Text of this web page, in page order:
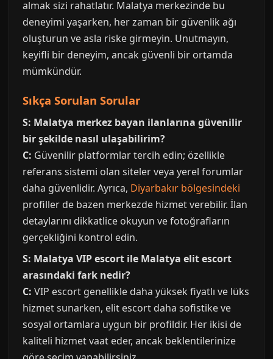
almak sizi rahatlatır. Malatya merkezinde bu
deneyimi yaşarken, her zaman bir güvenlik ağı
oluşturun ve asla riske girmeyin. Unutmayın,
keyifli bir deneyim, ancak güvenli bir ortamda
mümkündür.
Sıkça Sorulan Sorular
S: Malatya merkez bayan ilanlarına güvenilir
bir şekilde nasıl ulaşabilirim?
C: Güvenilir platformlar tercih edin; özellikle
referans sistemi olan siteler veya yerel forumlar
daha güvenlidir. Ayrıca, Diyarbakır bölgesindeki
profiller de bazen merkezde hizmet verebilir. İlan
detaylarını dikkatlice okuyun ve fotoğrafların
gerçekliğini kontrol edin.
S: Malatya VIP escort ile Malatya elit escort
arasındaki fark nedir?
C: VIP escort genellikle daha yüksek fiyatlı ve lüks
hizmet sunarken, elit escort daha sofistike ve
sosyal ortamlara uygun bir profildir. Her ikisi de
kaliteli hizmet vaat eder, ancak beklentilerinize